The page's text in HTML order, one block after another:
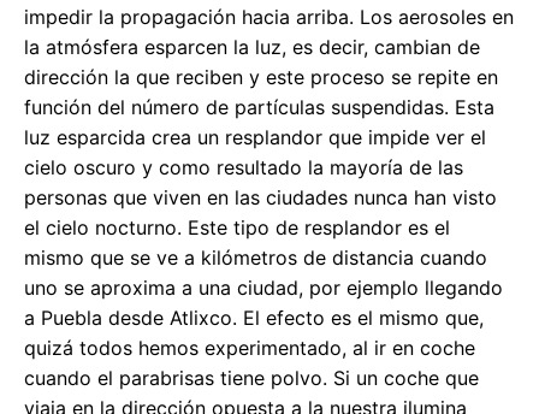
impedir la propagación hacia arriba. Los aerosoles en
la atmósfera esparcen la luz, es decir, cambian de
dirección la que reciben y este proceso se repite en
función del número de partículas suspendidas. Esta
luz esparcida crea un resplandor que impide ver el
cielo oscuro y como resultado la mayoría de las
personas que viven en las ciudades nunca han visto
el cielo nocturno. Este tipo de resplandor es el
mismo que se ve a kilómetros de distancia cuando
uno se aproxima a una ciudad, por ejemplo llegando
a Puebla desde Atlixco. El efecto es el mismo que,
quizá todos hemos experimentado, al ir en coche
cuando el parabrisas tiene polvo. Si un coche que
viaja en la dirección opuesta a la nuestra ilumina